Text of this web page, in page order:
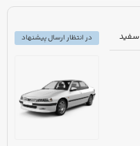
در انتظار ارسال پیشنهاد